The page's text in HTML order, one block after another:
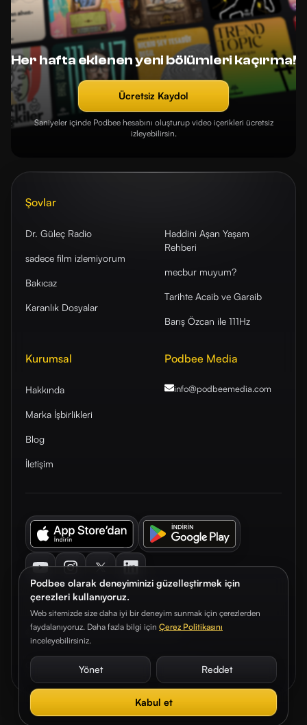
Podbee olarak deneyiminizi güzelleştirmek için
çerezleri kullanıyoruz.
Web sitemizde size daha iyi bir deneyim sunmak için çerezlerden
faydalanıyoruz. Daha fazla bilgi için Çerez Politikasını
inceleyebilirsiniz.
Yönet Reddet
Kabul et
Her hafta eklenen yeni bölümleri kaçırma!
Ücretsiz Kaydol
Saniyeler içinde Podbee hesabını oluşturup video içerikleri ücretsiz
izleyebilirsin.
Şovlar
Dr. Güleç Radio
sadece film izlemiyorum
Bakıcaz
Karanlık Dosyalar
Haddini Aşan Yaşam
Rehberi
mecbur muyum?
Tarihte Acaib ve Garaib
Barış Özcan ile 111Hz
Kurumsal
Hakkında
Marka İşbirlikleri
Blog
İletişim
Podbee Media
info@podbeemedia.com
© 2026. Podbee Media. Tüm hakları saklıdır.
Çerez TercihleriAydınlatma Metni Gizlilik Sözleşmesi